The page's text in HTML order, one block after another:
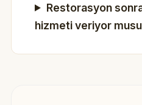
Restorasyon
hizmeti veriyor